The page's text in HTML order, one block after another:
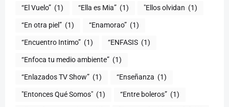
(1) “Ella es Mia” (1) "Ellos olvidan (1)
“En otra piel” (1) “Enamorao” (1)
“Encuentro Intimo” (1) “ENFASIS (1)
“Enfoca tu medio ambiente” (1)
“Enlazados TV Show” (1) “Enseñanza (1)
"Entonces Qué Somos" (1) “Entre boleros” (1)